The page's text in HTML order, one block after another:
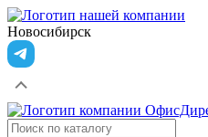
Новосибирск